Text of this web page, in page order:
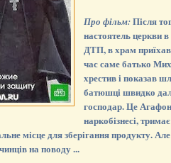
Про фільм:Після
настоятель церкви
ДТП, в храм
час саме батько
хрестив і показав
батюшці швидко
господар. Це
наркобізнесі,
місце для зберігання продукту.
на поводу ...